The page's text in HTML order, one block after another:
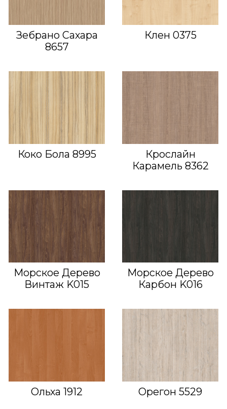
Зебрано Сахара
8657
Клен 0375
Коко Бола 8995
Крослайн
Карамель 8362
Морское Дерево
Винтаж K015
Морское Дерево
Карбон K016
Ольха 1912 Орегон 5529